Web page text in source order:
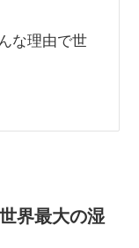
な理由で世
界最大の湿